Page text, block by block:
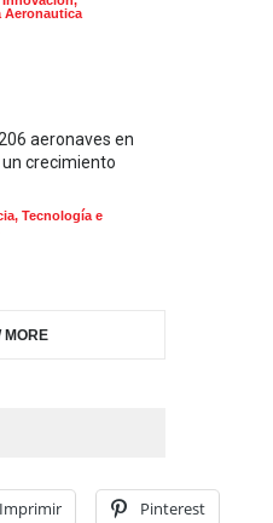
Aeronautica
aeronaves en
crecimiento
Tecnología e
MORE
Imprimir Pinterest